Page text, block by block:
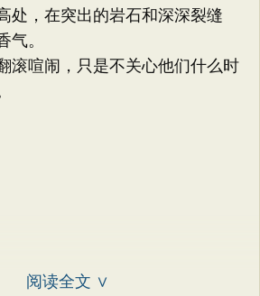
处，在突出的岩石和深深裂缝
气。
滚喧闹，只是不关心他们什么时
阅读全文 ∨